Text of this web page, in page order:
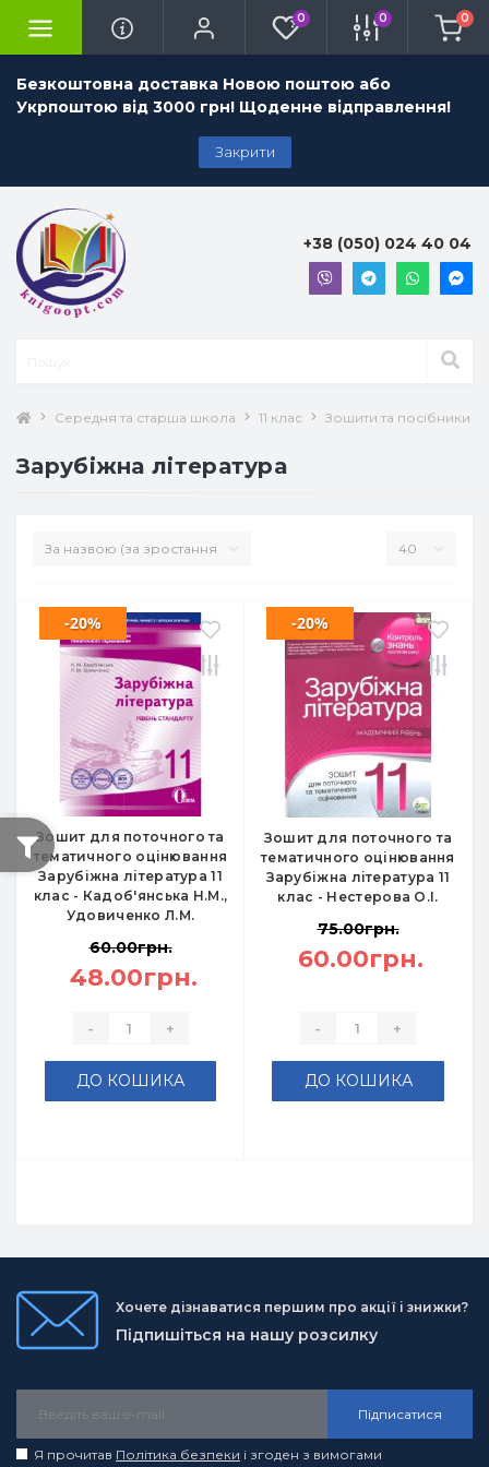
Безкоштовна доставка Новою поштою або
Укрпоштою від 3000 грн! Щоденне відправлення!
Закрити
0 0 0
+38 (050) 024 40 04
Середня та старша школа 11 клас Зошити та посібники 11
Зарубіжна література
Зошит для поточного та
тематичного оцінювання
Зарубіжна література 11
клас - Кадоб'янська Н.М.,
Удовиченко Л.М.
-20%
60.00грн.
48.00грн.
- +
ДО КОШИКА
Зошит для поточного та
тематичного оцінювання
Зарубіжна література 11
клас - Нестерова О.І.
-20%
75.00грн.
60.00грн.
- +
ДО КОШИКА
Хочете дізнаватися першим про акції і знижки?
Підпишіться на нашу розсилку
Підписатися
Я прочитав Політика безпеки і згоден з вимогами